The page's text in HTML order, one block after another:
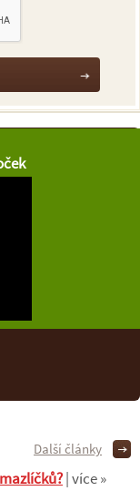
| více »
Další články